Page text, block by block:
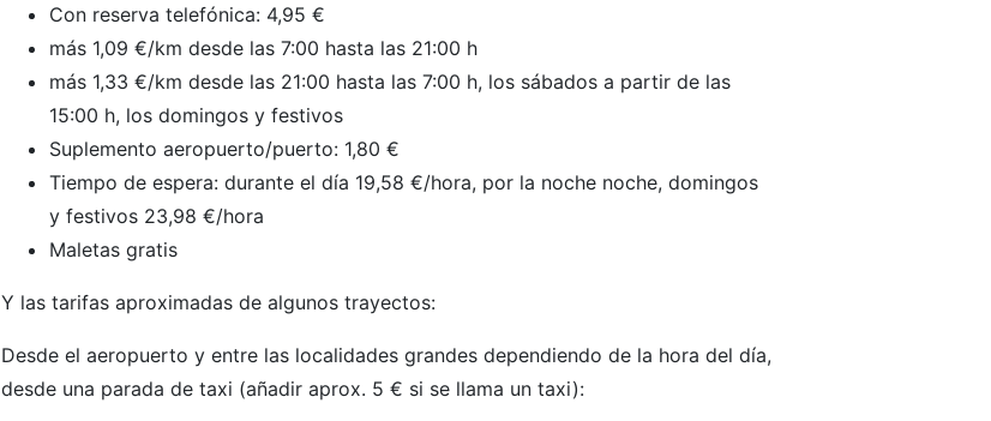
Con reserva telefónica: 4,95 €
más 1,09 €/km desde las 7:00 hasta las 21:00 h
más 1,33 €/km desde las 21:00 hasta las 7:00 h, los sábados a partir de las
15:00 h, los domingos y festivos
Suplemento aeropuerto/puerto: 1,80 €
Tiempo de espera: durante el día 19,58 €/hora, por la noche noche, domingos
y festivos 23,98 €/hora
Maletas gratis
Y las tarifas aproximadas de algunos trayectos:
Desde el aeropuerto y entre las localidades grandes dependiendo de la hora del día,
desde una parada de taxi (añadir aprox. 5 € si se llama un taxi):